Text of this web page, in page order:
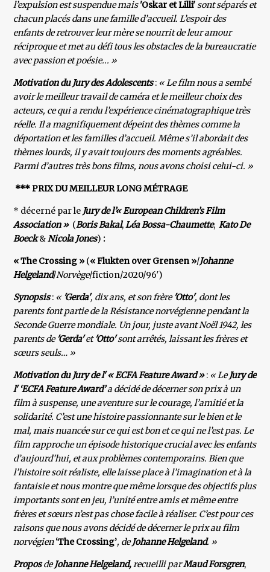
l’expulsion est suspendue mais'Oskar et Lilli'sont séparés et
chacun placés dans une famille d’accueil. L’espoir des
enfants de retrouver leur mère se nourrit de leur amour
réciproque et met au défi tous les obstacles de la bureaucratie
avec passion et poésie... »​
Motivation du Jury des Adolescents: « Le film nous a sembé
avoir le meilleur travail de caméra et le meilleur choix des
acteurs, ce qui a rendu l’expérience cinématographique très
réelle. Il a magnifiquement dépeint des thèmes comme la
déportation et les familles d’accueil. Même s’il abordait des
thèmes lourds, il y avait toujours des moments agréables.
Parmi d’autres très bons films, nous avons choisi celui-ci. »
*** PRIX DU MEILLEUR LONG MÉTRAGE
* décerné par le Jury de l’« European Children’s Film
Association »(Boris Bakal,Léa Bossa-Chaumette,Kato De
Boeck&Nicola Jones) :
« The Crossing » (« Flukten over Grensen »/Johanne
Helgeland/Norvège/fiction/2020/96′)
Synopsis: « 'Gerda', dix ans, et son frère 'Otto', dont les
parents font partie de la Résistance norvégienne pendant la
Seconde Guerre mondiale. Un jour, juste avant Noël 1942, les
parents de'Gerda'et 'Otto'sont arrêtés, laissant les frères et
sœurs seuls… »
Motivation du Jury de l' « ECFA Feature Award »: « LeJury de
l' ‘ECFA Feature Award’a décidé de décerner son prix à un
film à suspense, une aventure sur le courage, l’amitié et la
solidarité. C’est une histoire passionnante sur le bien et le
mal, mais nuancée sur ce qui est bon et ce qui ne l’est pas. Le
film rapproche un épisode historique crucial avec les enfants
d’aujourd’hui, et aux problèmes contemporains. Bien que
l’histoire soit réaliste, elle laisse place à l’imagination et à la
fantaisie et nous montre que même lorsque des objectifs plus
importants sont en jeu, l’unité entre amis et même entre
frères et sœurs n’est pas chose facile à réaliser. C’est pour ces
raisons que nous avons décidé de décerner le prix au film
norvégien‘The Crossing’, deJohanne Helgeland. »
ProposdeJohanne Helgeland,recueilli parMaud Forsgren,